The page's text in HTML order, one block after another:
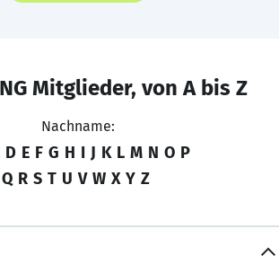
Mitglieder, von A bis Z
Nachname:
D E F G H I J K L M N O P
Q R S T U V W X Y Z